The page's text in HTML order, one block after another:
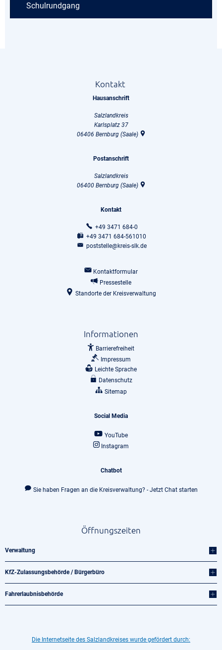
Schulrundgang
Kontakt
Hausanschrift
Salzlandkreis
Karlsplatz 37
06406 Bernburg (Saale)
Postanschrift
Salzlandkreis
06400 Bernburg (Saale)
Kontakt
+49 3471 684-0
+49 3471 684-561010
poststelle@kreis-slk.de
Kontaktformular
Pressestelle
Standorte der Kreisverwaltung
Informationen
Barrierefreiheit
Impressum
Leichte Sprache
Datenschutz
Sitemap
Social Media
YouTube
Instagram
Chatbot
Sie haben Fragen an die Kreisverwaltung? - Jetzt Chat starten
Öffnungszeiten
Verwaltung
KfZ-Zulassungsbehörde / Bürgerbüro
Fahrerlaubnisbehörde
Die Internetseite des Salzlandkreises wurde gefördert durch: